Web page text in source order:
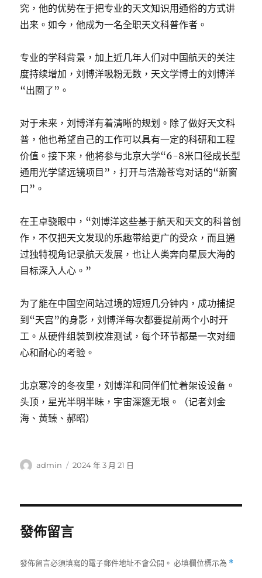
究，他的优势在于把专业的天文知识用通俗的方式讲
出来。如今，他成为一名全职天文科普作者。
专业的学科背景，加上近几年人们对中国航天的关注
度持续增加，刘博洋吸粉无数，天文学博士的刘博洋
“出圈了”。
对于未来，刘博洋有着清晰的规划。除了做好天文科
普，他也希望自己的工作可以具有一定的科研和工程
价值。接下来，他将参与北京大学“6-8米口径成长型
通用光学望远镜项目”，打开与浩瀚苍穹对话的“新窗
口”。
在王卓骁眼中，“刘博洋这些基于航天和天文的科普创
作，不仅把天文发现的乐趣带给更广的受众，而且通
过独特视角记录航天发展，也让人类奔向星辰大海的
目标深入人心。”
为了能在中国空间站过境的短短几分钟内，成功捕捉
到“天宫”的身影，刘博洋每次都要提前两个小时开
工。从硬件组装到校准测试，每个环节都是一次对细
心和耐心的考验。
北京寒冷的冬夜里，刘博洋和同伴们忙着架设设备。
头顶，星光半明半昧，宇宙深邃无垠。（记者刘金
海、黄臻、郝昭）
作
admin
發
2024 年 3 月 21 日
發佈留言
發佈留言必須填寫的電子郵件地址不會公開。 必填欄位標示為 *